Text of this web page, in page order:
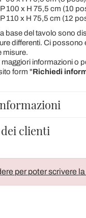
100 x H 75,5 cm (10
110 x H 75,5 cm (12
base del tavolo sono
differenti. Ci possono
misure.
informazioni o
form "Richiedi
clienti
per poter scrivere